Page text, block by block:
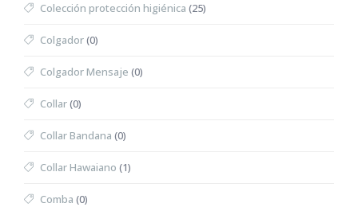
Colección protección higiénica (25)
Colgador(0)
Colgador Mensaje (0)
Collar(0)
Collar Bandana (0)
Collar Hawaiano (1)
Comba (0)